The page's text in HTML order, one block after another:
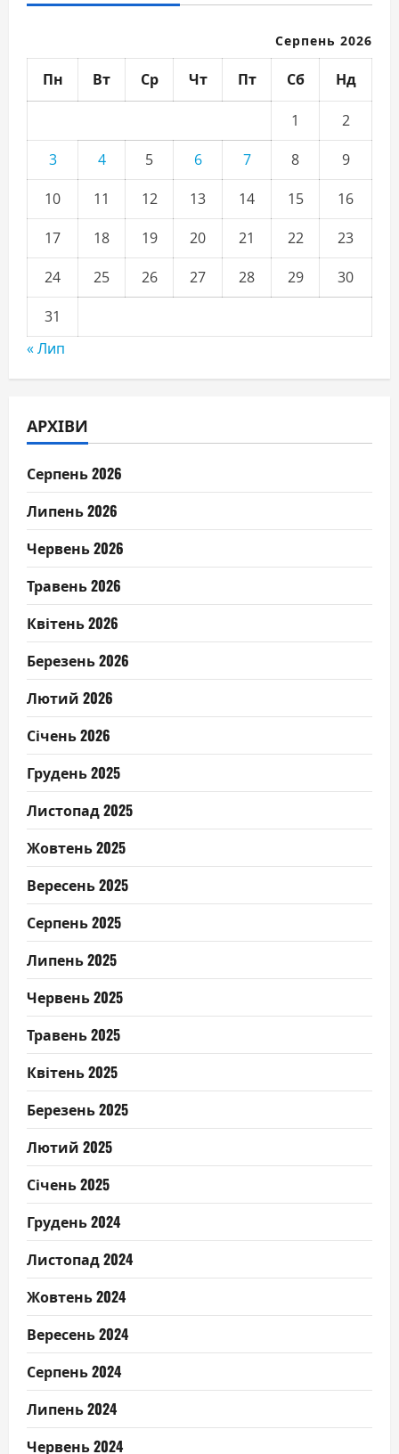
Серпень 2026
Пн Вт Ср Чт Пт Сб Нд
1
2
3
4 5 6 7 8
9
10
11 12 13 14 15
16
17
18 19 20 21 22
23
24
25 26 27 28 29
30
31
« Лип
АРХІВИ
Серпень 2026
Липень 2026
Червень 2026
Травень 2026
Квітень 2026
Березень 2026
Лютий 2026
Січень 2026
Грудень 2025
Листопад 2025
Жовтень 2025
Вересень 2025
Серпень 2025
Липень 2025
Червень 2025
Травень 2025
Квітень 2025
Березень 2025
Лютий 2025
Січень 2025
Грудень 2024
Листопад 2024
Жовтень 2024
Вересень 2024
Серпень 2024
Липень 2024
Червень 2024